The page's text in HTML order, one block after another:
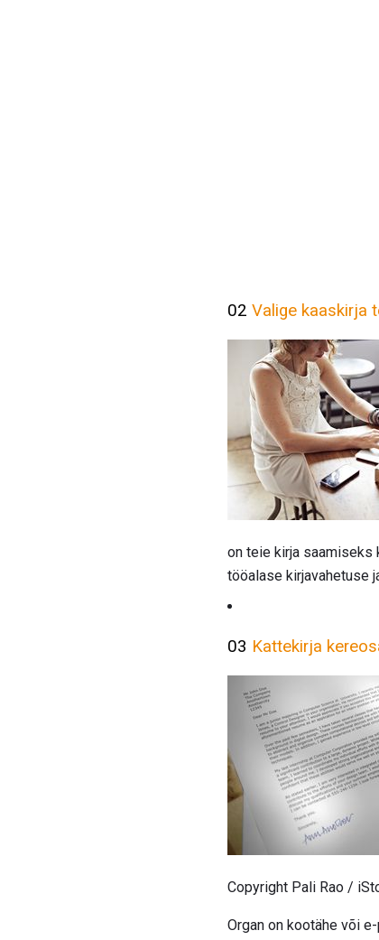
02 Valige kaaskirja
on teie kirja saamiseks
tööalase kirjavahetuse
03 Kattekirja
Copyright Pali Rao /
Organ on kootähe või